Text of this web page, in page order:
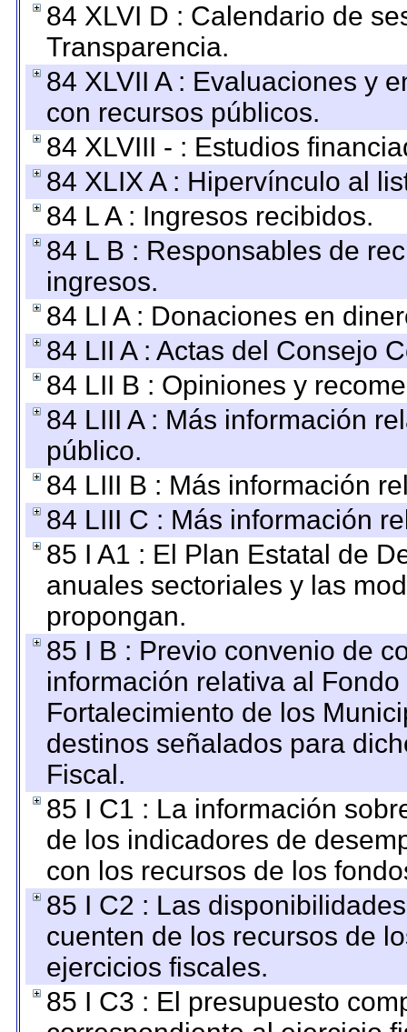
84 XLVI D : Calendario de
Transparencia.
84 XLVII A : Evaluaciones y
con recursos públicos.
84 XLVIII - : Estudios
84 XLIX A : Hipervínculo al
84 L A : Ingresos recibidos.
84 L B : Responsables de
ingresos.
84 LI A : Donaciones en
84 LII A : Actas del Consejo
84 LII B : Opiniones y
84 LIII A : Más información
público.
84 LIII B : Más información
84 LIII C : Más información
85 I A1 : El Plan Estatal de
anuales sectoriales y las
propongan.
85 I B : Previo convenio de
información relativa al
Fortalecimiento de los
destinos señalados para
Fiscal.
85 I C1 : La información
de los indicadores de
con los recursos de los
85 I C2 : Las
cuenten de los recursos de
ejercicios fiscales.
85 I C3 : El presupuesto